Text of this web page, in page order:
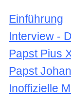
Einführung
Interview -
Papst Pius
Papst
Inoffizielle